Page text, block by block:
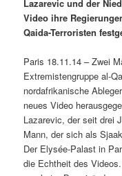
Lazarevic und der
Video ihre
Qaida-Terroristen
Paris 18.11.14 – Zwei
Extremistengruppe al-
nordafrikanische
neues Video
Lazarevic, der seit drei
Mann, der sich als
Der Elysée-Palast in
die Echtheit des